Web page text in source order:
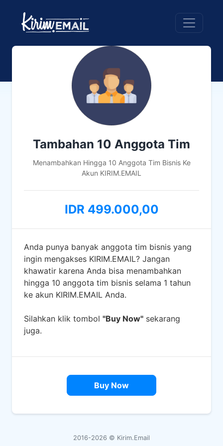
Tambahan 10 Anggota Tim
Menambahkan Hingga 10 Anggota Tim Bisnis Ke
Akun KIRIM.EMAIL
IDR 499.000,00
Anda punya banyak anggota tim bisnis yang
ingin mengakses KIRIM.EMAIL? Jangan
khawatir karena Anda bisa menambahkan
hingga 10 anggota tim bisnis selama 1 tahun
ke akun KIRIM.EMAIL Anda.
Silahkan klik tombol "Buy Now" sekarang
juga.
Buy Now
2016-2026 © Kirim.Email